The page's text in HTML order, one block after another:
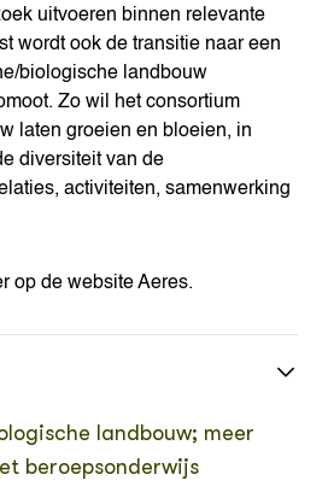
uitvoeren binnen relevante
wordt ook de transitie naar een
biologische landbouw
Zo wil het consortium
laten groeien en bloeien, in
diversiteit van de
activiteiten, samenwerking
op de website Aeres.
landbouw; meer
beroepsonderwijs